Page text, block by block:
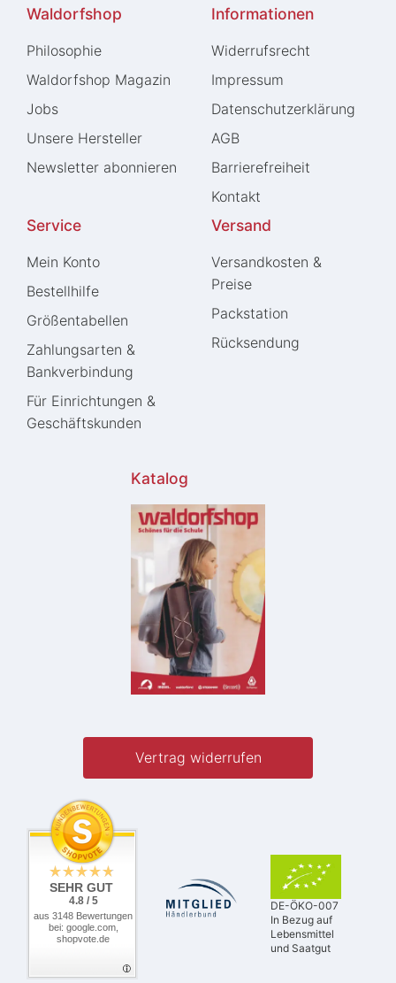
Waldorfshop
Philosophie
Waldorfshop Magazin
Jobs
Unsere Hersteller
Newsletter abonnieren
Informationen
Widerrufs­recht
Impressum
Daten­schutz­erklärung
AGB
Barrierefreiheit
Kontakt
Service
Mein Konto
Bestellhilfe
Größentabellen
Zahlungsarten &
Bankverbindung
Für Einrichtungen &
Geschäftskunden
Versand
Versandkosten &
Preise
Packstation
Rücksendung
Katalog
Vertrag widerrufen
SEHR GUT
4.8 / 5
aus 3148 Bewertungen
bei: google.com,
shopvote.de
DE-ÖKO-007
In Bezug auf
Lebensmittel
und Saatgut